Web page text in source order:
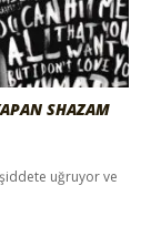
SHAZAM
uğruyor ve